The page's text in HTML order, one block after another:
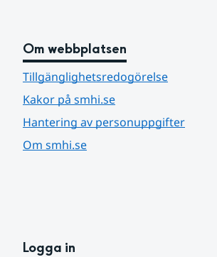
Om webbplatsen
Tillgänglighetsredogörelse
Kakor på smhi.se
Hantering av personuppgifter
Om smhi.se
Logga in